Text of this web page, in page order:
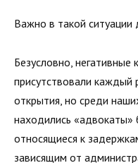
Важно в такой ситуации
Безусловно,
присутствовали каждый
открытия, но среди
находились
относящиеся к
зависящим от